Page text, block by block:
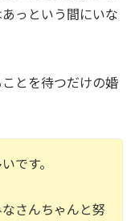
っという間にいな
とを待つだけの婚
です。
さんちゃんと努